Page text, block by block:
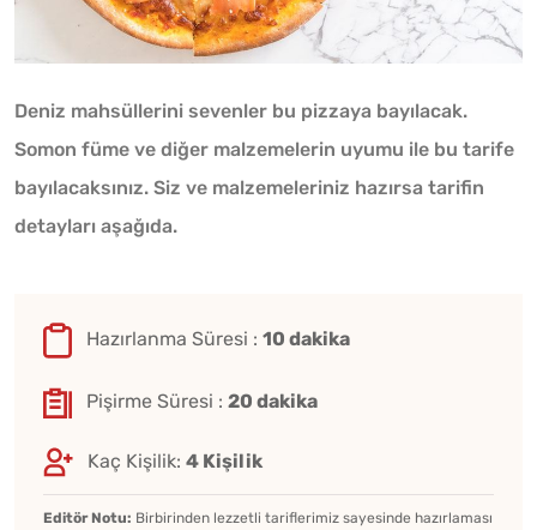
Deniz mahsüllerini sevenler bu pizzaya bayılacak.
Somon füme ve diğer malzemelerin uyumu ile bu tarife
bayılacaksınız. Siz ve malzemeleriniz hazırsa tarifin
detayları aşağıda.
Hazırlanma Süresi : 10 dakika
Pişirme Süresi : 20 dakika
Kaç Kişilik: 4 Kişilik
Editör Notu: Birbirinden lezzetli tariflerimiz sayesinde hazırlaması